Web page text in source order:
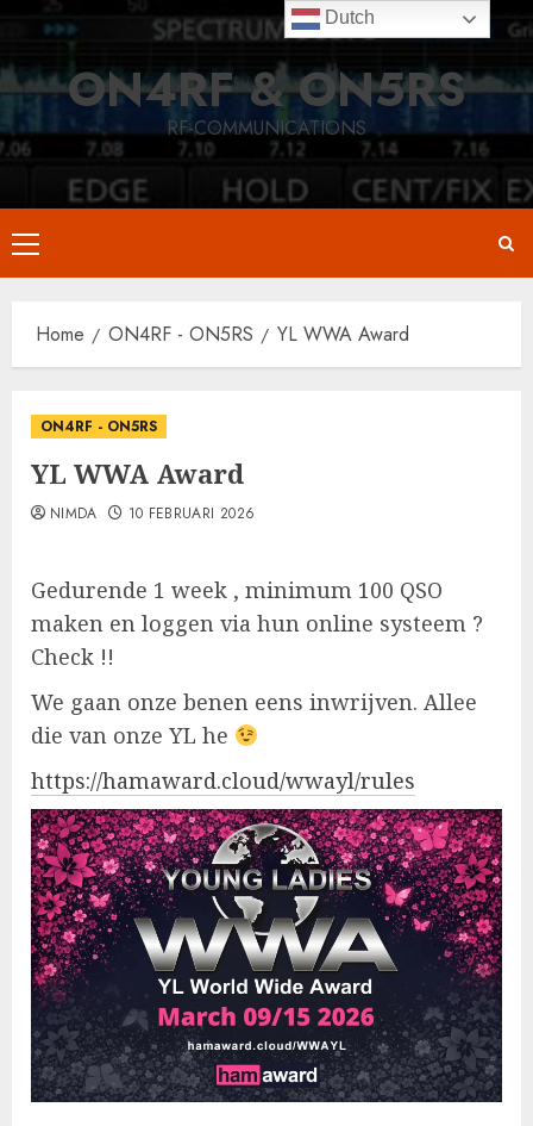
content ON4RF & ON5RS
RF-COMMUNICATIONS
Primary
Menu
Home ON4RF - ON5RS YL WWA Award
ON4RF - ON5RS
YL WWA Award
NIMDA 10 FEBRUARI 2026
Gedurende 1 week , minimum 100 QSO
maken en loggen via hun online systeem ?
Check !!
We gaan onze benen eens inwrijven. Allee
die van onze YL he
https://hamaward.cloud/wwayl/rules
Dutch